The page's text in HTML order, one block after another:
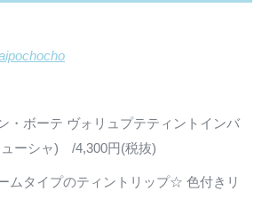
・ボーテ ヴォリュプテティントインバ
ーシャ) /4,300円(税抜)
ムタイプのティントリップ☆ 色付きリ